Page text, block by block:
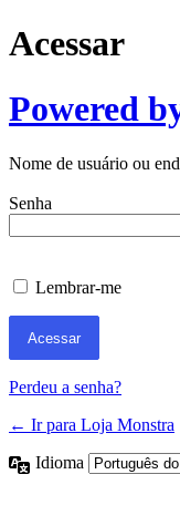
Acessar
Powered
Nome de usuário ou
Senha
Lembrar-me
Perdeu a senha?
← Ir para Loja Monstra
Idioma